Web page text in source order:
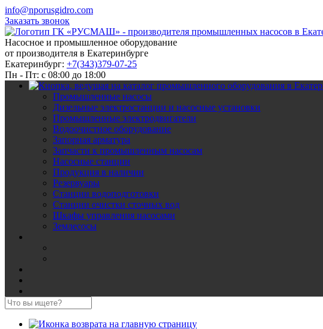
info@nporusgidro.com
Заказать звонок
Насосное и промышленное оборудование
от производителя в Екатеринбурге
Екатеринбург: +7(343)379-07-25
Пн - Пт: с 08:00 до 18:00
Промышленные насосы
Дизельные электростанции и насосные установки
Промышленные электродвигатели
Водоочистное оборудование
Запорная арматура
Запчасти к промышленным насосам
Насосные станции
Продукция в наличии
Резервуары
Станции водоподготовки
Станции очистки сточных вод
Шкафы управления насосами
Землесосы